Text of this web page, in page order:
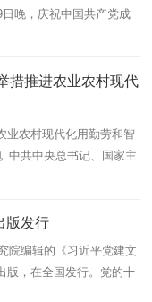
晚，庆祝中国共产党成
平、李强、赵乐际、王
措推进农业农村现代
业农村现代化用勤劳和智
中共中央总书记、国家主
时强调，农业农村现代
版发行
院编辑的《习近平党建文
版，在全国发行。党的十
什么样的长期执政的马